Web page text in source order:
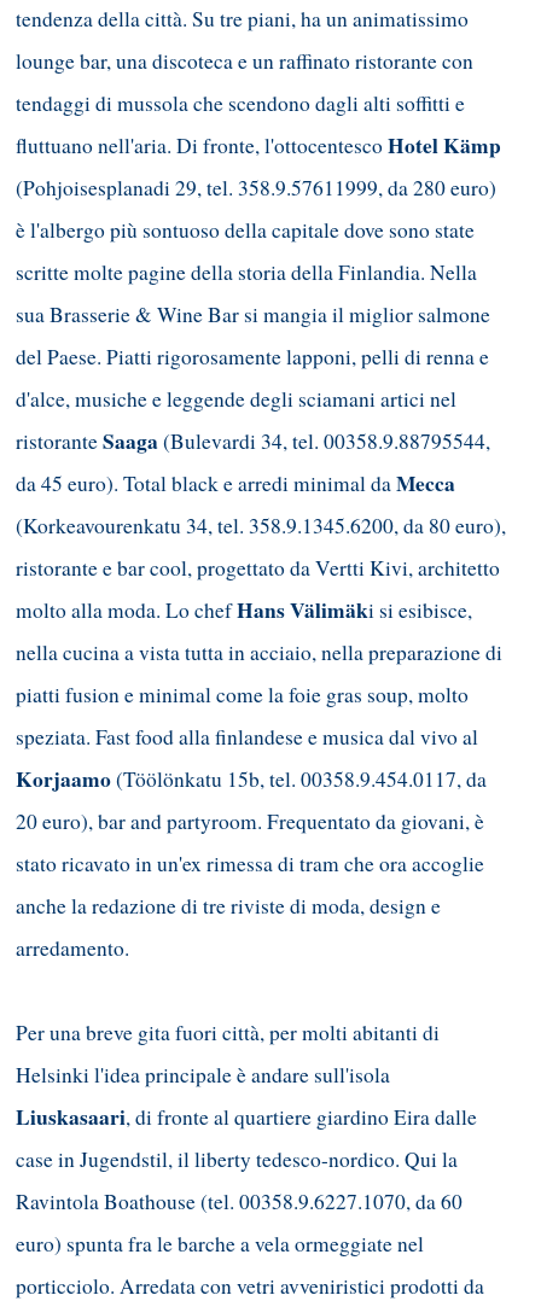
tendenza della città. Su tre piani, ha un animatissimo
lounge bar, una discoteca e un raffinato ristorante con
tendaggi di mussola che scendono dagli alti soffitti e
fluttuano nell'aria. Di fronte, l'ottocentescoHotel Kämp
(Pohjoisesplanadi 29, tel. 358.9.57611999, da 280 euro)
è l'albergo più sontuoso della capitale dove sono state
scritte molte pagine della storia della Finlandia. Nella
sua Brasserie & Wine Bar si mangia il miglior salmone
del Paese. Piatti rigorosamente lapponi, pelli di renna e
d'alce, musiche e leggende degli sciamani artici nel
ristoranteSaaga(Bulevardi 34, tel. 00358.9.88795544,
da 45 euro). Total black e arredi minimal daMecca
(Korkeavourenkatu 34, tel. 358.9.1345.6200, da 80 euro),
ristorante e bar cool, progettato da Vertti Kivi, architetto
molto alla moda. Lo chefHans Välimäki si esibisce,
nella cucina a vista tutta in acciaio, nella preparazione di
piatti fusion e minimal come la foie gras soup, molto
speziata. Fast food alla finlandese e musica dal vivo al
Korjaamo(Töölönkatu 15b, tel. 00358.9.454.0117, da
20 euro), bar and partyroom. Frequentato da giovani, è
stato ricavato in un'ex rimessa di tram che ora accoglie
anche la redazione di tre riviste di moda, design e
arredamento.
Per una breve gita fuori città, per molti abitanti di
Helsinki l'idea principale è andare sull'isola
Liuskasaari, di fronte al quartiere giardino Eira dalle
case in Jugendstil, il liberty tedesco-nordico. Qui la
Ravintola Boathouse (tel. 00358.9.6227.1070, da 60
euro) spunta fra le barche a vela ormeggiate nel
porticciolo. Arredata con vetri avveniristici prodotti da